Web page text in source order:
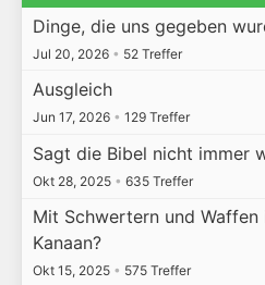
Dinge, die uns gegeben
Jul 20, 2026 • 52 Treffer
Ausgleich
Jun 17, 2026 • 129 Treffer
Sagt die Bibel nicht immer
Okt 28, 2025 • 635 Treffer
Mit Schwertern und Waffen
Kanaan?
Okt 15, 2025 • 575 Treffer